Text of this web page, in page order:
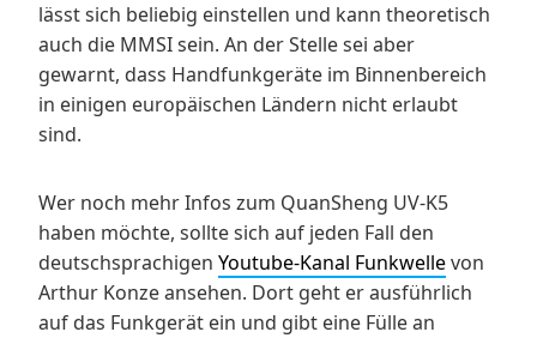
lässt sich beliebig einstellen und kann theoretisch
auch die MMSI sein. An der Stelle sei aber
gewarnt, dass Handfunkgeräte im Binnenbereich
in einigen europäischen Ländern nicht erlaubt
sind.
Wer noch mehr Infos zum QuanSheng UV-K5
haben möchte, sollte sich auf jeden Fall den
deutschsprachigen Youtube-Kanal Funkwellevon
Arthur Konze ansehen. Dort geht er ausführlich
auf das Funkgerät ein und gibt eine Fülle an